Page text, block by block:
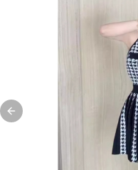
Previous slide